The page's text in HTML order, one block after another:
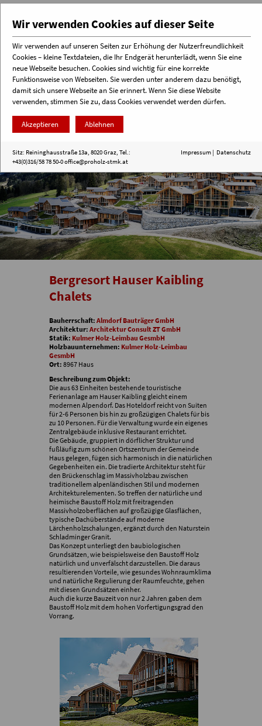
Menü
Bergresort Hauser Kaibling
Chalets
Bauherrschaft: Almdorf Bauträger GmbH
Architektur: Architektur Consult ZT GmbH
Statik: Kulmer Holz-Leimbau GesmbH
Holzbauunternehmen: Kulmer Holz-Leimbau
GesmbH
Ort: 8967 Haus
Beschreibung zum Objekt:
Die aus 63 Einheiten bestehende touristische
Ferienanlage am Hauser Kaibling gleicht einem
modernen Alpendorf. Das Hoteldorf reicht von Suiten
für 2-6 Personen bis hin zu großzügigen Chalets für bis
zu 10 Personen. Für die Verwaltung wurde ein eigenes
Zentralgebäude inklusive Restaurant errichtet.
Die Gebäude, gruppiert in dörflicher Struktur und
fußläufig zum schönen Ortszentrum der Gemeinde
Haus gelegen, fügen sich harmonisch in die natürlichen
Gegebenheiten ein. Die tradierte Architektur steht für
den Brückenschlag im Massivholzbau zwischen
traditionellem alpenländischen Stil und modernen
Architekturelementen. So treffen der natürliche und
heimische Baustoff Holz mit freitragenden
Massivholzoberflächen auf großzügige Glasflächen,
typische Dachüberstände auf moderne
Lärchenholzschalungen, ergänzt durch den Naturstein
Schladminger Granit.
Das Konzept unterliegt den baubiologischen
Grundsätzen, wie beispielsweise den Baustoff Holz
natürlich und unverfälscht darzustellen. Die daraus
resultierenden Vorteile, wie gesundes Wohnraumklima
und natürliche Regulierung der Raumfeuchte, gehen
mit diesen Grundsätzen einher.
Auch die kurze Bauzeit von nur 2 Jahren gaben dem
Baustoff Holz mit dem hohen Vorfertigungsgrad den
Vorrang.
Wir verwenden Cookies auf dieser Seite
Wir verwenden auf unseren Seiten zur Erhöhung der Nutzerfreundlichkeit
Cookies – kleine Textdateien, die Ihr Endgerät herunterlädt, wenn Sie eine
neue Webseite besuchen. Cookies sind wichtig für eine korrekte
Funktionsweise von Webseiten. Sie werden unter anderem dazu benötigt,
damit sich unsere Webseite an Sie erinnert. Wenn Sie diese Website
verwenden, stimmen Sie zu, dass Cookies verwendet werden dürfen.
Akzeptieren Ablehnen
Sitz: Reininghausstraße 13a, 8020 Graz, Tel.:
+43(0)316/58 78 50-0office@proholz-stmk.at
Impressum| Datenschutz